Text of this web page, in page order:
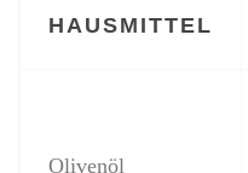
HAUSMITTEL
Olivenöl